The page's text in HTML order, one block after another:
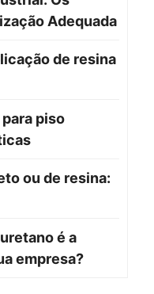
Adequada
de resina
piso
ou de resina:
é a
empresa?